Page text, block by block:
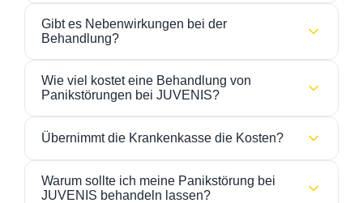
sich auf den Moment konzentrieren
Entspannungstechniken anwenden
sich daran erinnern, dass die Attacke
vorübergeht
Lebensqualität einschränken, sollten Sie
frühzeitig
Gibt es Nebenwirkungen bei der
Behandlung?
nebenwirkungsarm. Bei medikamentöser Therapie
Wie viel kostet eine Behandlung von
Panikstörungen bei JUVENIS?
der Anzahl der Sitzungen ab. Eine Therapieeinheit
(50 Minuten) für neue Patienten kostet € 130 und für
bestehende Patienten € 120.
Übernimmt die Krankenkasse die Kosten?
Kostenübernahme durch die Krankenkasse
Warum sollte ich meine Panikstörung bei
JUVENIS behandeln lassen?